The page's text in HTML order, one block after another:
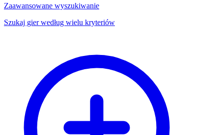
Zaawansowane wyszukiwanie
Szukaj gier według wielu kryteriów